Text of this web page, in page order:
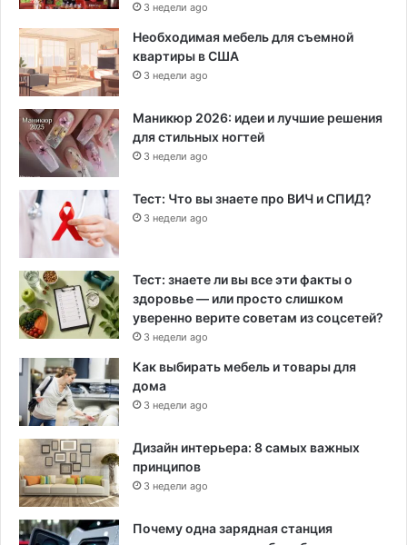
3 недели ago
Необходимая мебель для съемной
квартиры в США
3 недели ago
Маникюр 2026: идеи и лучшие решения
для стильных ногтей
3 недели ago
Тест: Что вы знаете про ВИЧ и СПИД?
3 недели ago
Тест: знаете ли вы все эти факты о
здоровье — или просто слишком
уверенно верите советам из соцсетей?
3 недели ago
Как выбирать мебель и товары для
дома
3 недели ago
Дизайн интерьера: 8 самых важных
принципов
3 недели ago
Почему одна зарядная станция